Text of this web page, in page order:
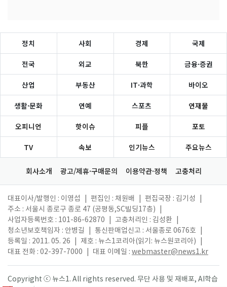
정치 사회 경제 국제
전국 외교 북한 금융·증권
산업 부동산 IT·과학 바이오
생활·문화 연예 스포츠 연재물
오피니언 핫이슈 피플 포토
TV 속보 인기뉴스 주요뉴스
회사소개 광고/제휴·구매문의 이용약관·정책 고충처리
대표이사/발행인 : 이영섭 편집인 : 채원배 편집국장 : 김기성
주소 : 서울시 종로구 종로 47 (공평동,SC빌딩17층)
사업자등록번호 : 101-86-62870
고충처리인 : 김성환
청소년보호책임자 : 안병길
통신판매업신고 : 서울종로 0676호
등록일 : 2011. 05. 26
제호 : 뉴스1코리아(읽기: 뉴스원코리아)
대표 전화 : 02-397-7000
대표 이메일 : webmaster@news1.kr
Copyright ⓒ 뉴스1. All rights reserved. 무단 사용 및 재배포, AI학습